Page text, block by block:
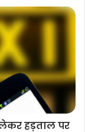
हड़ताल पर